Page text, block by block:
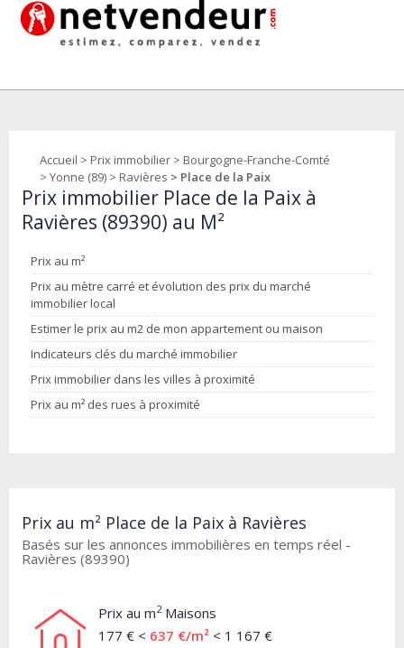
Accueil > Prix immobilier > Bourgogne-Franche-Comté
> Yonne (89) > Ravières > Place de la Paix
Prix immobilier Place de la Paix à
Ravières (89390) au M²
Prix au m²
Prix au mètre carré et évolution des prix du marché
immobilier local
Estimer le prix au m2 de mon appartement ou maison
Indicateurs clés du marché immobilier
Prix immobilier dans les villes à proximité
Prix au m² des rues à proximité
Prix au m² Place de la Paix à Ravières
Basés sur les annonces immobilières en temps réel -
Ravières (89390)
Prix au m2Maisons
177 € < 637 €/m² < 1 167 €